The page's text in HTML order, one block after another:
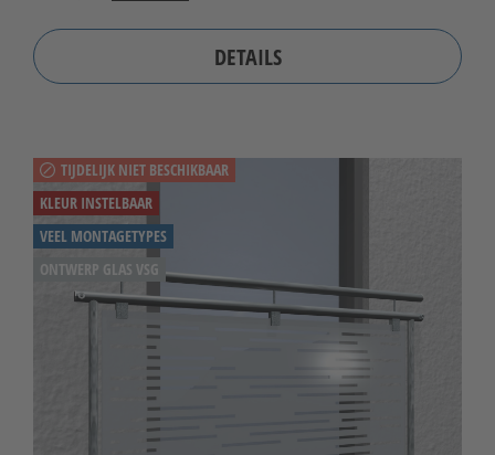
DETAILS
TIJDELIJK NIET BESCHIKBAAR
KLEUR INSTELBAAR
VEEL MONTAGETYPES
ONTWERP GLAS VSG